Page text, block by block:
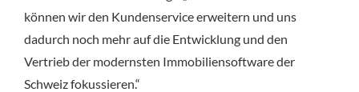
können wir den Kundenservice erweitern und uns
dadurch noch mehr auf die Entwicklung und den
Vertrieb der modernsten Immobiliensoftware der
Schweiz fokussieren.“